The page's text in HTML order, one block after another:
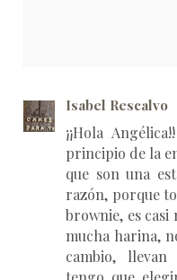
Isabel Rescalvo
¡¡Hola
principio de la
que son una
razón, porque
brownie, es casi
mucha harina,
cambio,